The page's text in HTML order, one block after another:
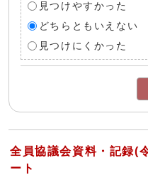
見つけやすかった
どちらともいえない
見つけにくかった
全員協議会資料・記録(
ート